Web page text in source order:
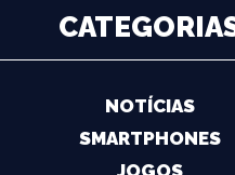
NOTÍCIAS
SMARTPHONES
JOGOS